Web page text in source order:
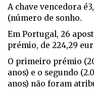
A chave vencedora
(número de sonho.
Em Portugal, 26
prémio, de 224,29
O primeiro prémio
anos) e o segundo
anos) não foram